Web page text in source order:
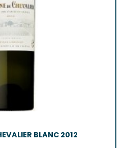
BLANC 2012